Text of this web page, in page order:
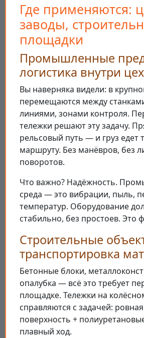
Где применяются:
заводы,
площадки
Промышленные
логистика внутри
Вы наверняка видели: в
перемещаются между
линиями, зонами контроля.
тележки решают эту задачу.
рельсовый путь — и груз едет
маршруту. Без манёвров, без
поворотов.
Что важно? Надёжность.
среда — это вибрации, пыль,
температур. Оборудование
стабильно, без простоев. Это
Строительные
транспортировка
Бетонные блоки,
опалубка — всё это требует
площадке. Тележки на
справляются с задачей:
поверхность +
плавный ход.